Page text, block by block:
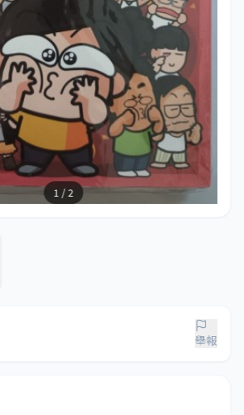
1 / 2
舉報